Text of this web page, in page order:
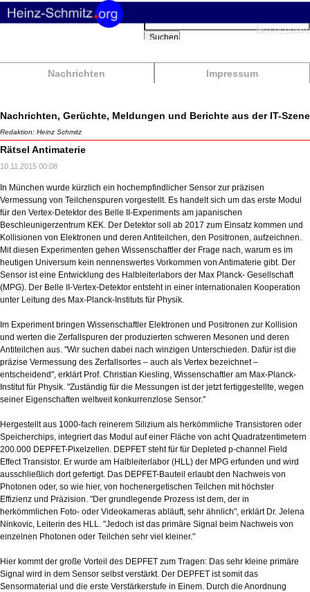
Nachrichten Impressum
Suchbegriffe
Suchen
Nachrichten, Gerüchte, Meldungen und Berichte aus der IT-Szene
Redaktion: Heinz Schmitz
Rätsel Antimaterie
10.11.2015 00:08
In München wurde kürzlich ein hochempfindlicher Sensor zur präzisen
Vermessung von Teilchenspuren vorgestellt. Es handelt sich um das erste Modul
für den Vertex-Detektor des Belle II-Experiments am japanischen
Beschleunigerzentrum KEK. Der Detektor soll ab 2017 zum Einsatz kommen und
Kollisionen von Elektronen und deren Antiteilchen, den Positronen, aufzeichnen.
Mit diesen Experimenten gehen Wissenschaftler der Frage nach, warum es im
heutigen Universum kein nennenswertes Vorkommen von Antimaterie gibt. Der
Sensor ist eine Entwicklung des Halbleiterlabors der Max Planck- Gesellschaft
(MPG). Der Belle II-Vertex-Detektor entsteht in einer internationalen Kooperation
unter Leitung des Max-Planck-Instituts für Physik.
Im Experiment bringen Wissenschaftler Elektronen und Positronen zur Kollision
und werten die Zerfallspuren der produzierten schweren Mesonen und deren
Antiteilchen aus. "Wir suchen dabei nach winzigen Unterschieden. Dafür ist die
präzise Vermessung des Zerfallsortes – auch als Vertex bezeichnet –
entscheidend", erklärt Prof. Christian Kiesling, Wissenschaftler am Max-Planck-
Institut für Physik. "Zuständig für die Messungen ist der jetzt fertiggestellte, wegen
seiner Eigenschaften weltweit konkurrenzlose Sensor."
Hergestellt aus 1000-fach reinerem Silizium als herkömmliche Transistoren oder
Speicherchips, integriert das Modul auf einer Fläche von acht Quadratzentimetern
200.000 DEPFET-Pixelzellen. DEPFET steht für für Depleted p-channel Field
Effect Transistor. Er wurde am Halbleiterlabor (HLL) der MPG erfunden und wird
ausschließlich dort gefertigt. Das DEPFET-Bauteil erlaubt den Nachweis von
Photonen oder, so wie hier, von hochenergetischen Teilchen mit höchster
Effizienz und Präzision. "Der grundlegende Prozess ist dem, der in
herkömmlichen Foto- oder Videokameras abläuft, sehr ähnlich", erklärt Dr. Jelena
Ninkovic, Leiterin des HLL. "Jedoch ist das primäre Signal beim Nachweis von
einzelnen Photonen oder Teilchen sehr viel kleiner."
Hier kommt der große Vorteil des DEPFET zum Tragen: Das sehr kleine primäre
Signal wird in dem Sensor selbst verstärkt. Der DEPFET ist somit das
Sensormaterial und die erste Verstärkerstufe in Einem. Durch die Anordnung